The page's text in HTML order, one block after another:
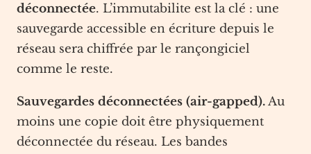
déconnectée. L’immutabilite est la clé : une
sauvegarde accessible en écriture depuis le
réseau sera chiffrée par le rançongiciel
comme le reste.
Sauvegardes déconnectées (air-gapped).Au
moins une copie doit être physiquement
déconnectée du réseau. Les bandes